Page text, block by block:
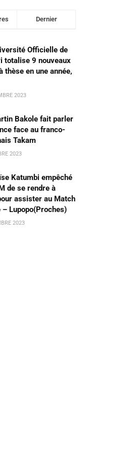
Dernier
Officielle de
totalise 9 nouveaux
thèse en une année,
2023
Bakole fait parler
face au franco-
Takam
2023
Katumbi empêché
de se rendre à
assister au Match
– Lupopo(Proches)
2023